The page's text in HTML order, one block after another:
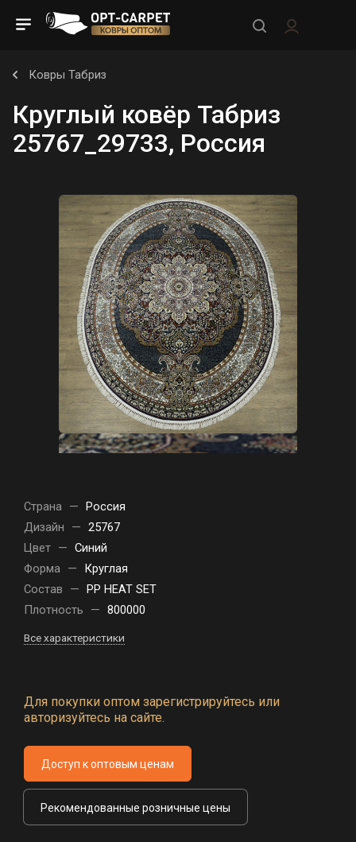
Ковры Табриз
Круглый ковёр Табриз
25767_29733, Россия
Страна — Россия
Дизайн
— 25767
Цвет — Синий
Форма —
Круглая
Состав
— PP HEAT SET
Плотность
— 800000
Все характеристики
Для покупки оптом зарегистрируйтесь или
авторизуйтесь на сайте.
Доступ к оптовым ценам
Рекомендованные розничные цены